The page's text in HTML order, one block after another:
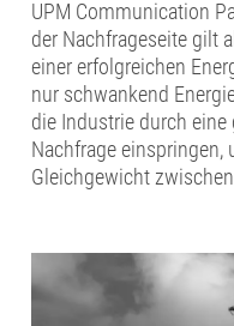
UPM Communication
der Nachfrageseite gilt
einer erfolgreichen
nur schwankend
die Industrie durch
Nachfrage einspringen,
Gleichgewicht